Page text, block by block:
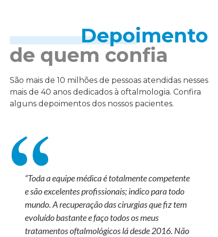
Depoimento
de quem confia
São mais de 10 milhões de pessoas atendidas nesses
mais de 40 anos dedicados à oftalmologia. Confira
alguns depoimentos dos nossos pacientes.
“Toda a equipe médica é totalmente competente
e são excelentes profissionais; indico para todo
mundo. A recuperação das cirurgias que fiz tem
evoluído bastante e faço todos os meus
tratamentos oftalmológicos lá desde 2016. Não